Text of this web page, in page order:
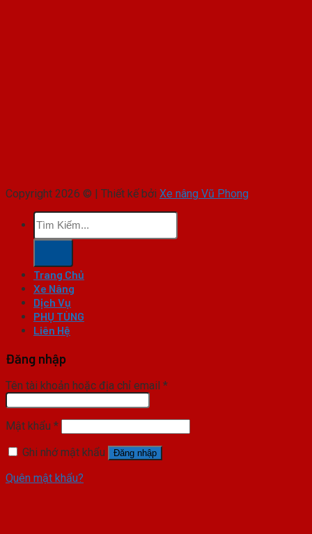
Copyright 2026 © | Thiết kế bởi Xe nâng Vũ Phong
Tìm
kiếm:
Trang Chủ
Xe Nâng
Dịch Vụ
PHỤ TÙNG
Liên Hệ
Đăng nhập
Tên tài khoản hoặc địa chỉ email *
Mật khẩu *
Ghi nhớ mật khẩu
Đăng nhập
Quên mật khẩu?